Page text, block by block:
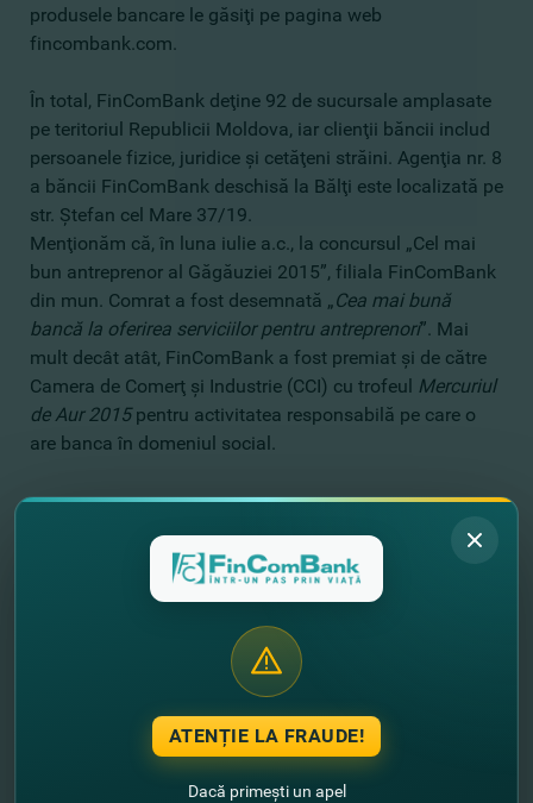
produsele bancare le găsiţi pe pagina web
fincombank.com.
În total, FinComBank deţine 92 de sucursale amplasate
pe teritoriul Republicii Moldova, iar clienţii băncii includ
persoanele fizice, juridice şi cetăţeni străini. Agenţia nr. 8
a băncii FinComBank deschisă la Bălţi este localizată pe
str. Ştefan cel Mare 37/19.
Menţionăm că, în luna iulie a.c., la concursul „Cel mai
bun antreprenor al Găgăuziei 2015”, filiala FinComBank
din mun. Comrat a fost desemnată „Cea mai bună
bancă la oferirea serviciilor pentru antreprenori”. Mai
mult decât atât, FinComBank a fost premiat şi de către
Camera de Comerţ şi Industrie (CCI) cu trofeul Mercuriul
de Aur 2015pentru activitatea responsabilă pe care o
are banca în domeniul social.
Alte noutăţi
ATENȚIE LA FRAUDE!
Dacă primești un apel